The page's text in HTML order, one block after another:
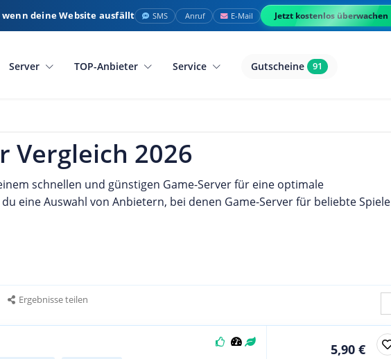
deine Website ausfällt SMS Anruf E-Mail Jetzt kostenlos überwachen
Server TOP-Anbieter Service Gutscheine 91
Vergleich 2026
schnellen und günstigen Game-Server für eine optimale
eine Auswahl von Anbietern, bei denen Game-Server für beliebte Spiele
Ergebnisse teilen
5,90 €